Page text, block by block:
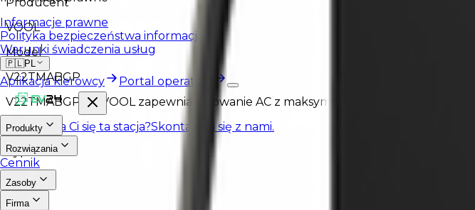
Informacje prawne
Polityka bezpieczeństwa informacji
Warunki świadczenia usług
🇵🇱PL
Aplikacja kierowcy Portal operatora
Produkty
Rozwiązania
Cennik
Zasoby
Firma
VOOL
Model
V22TMABGP
V22TMABGP od VOOL zapewnia ładowanie AC z maksymalną mocą 22 kW.
Spodobała Ci się ta stacja?Skontaktuj się z nami.
Typ
AC